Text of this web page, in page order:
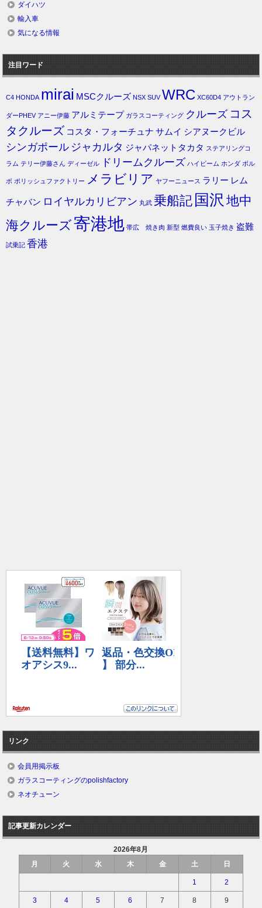
ダイハツ
輸入車
気になる情報
注目ワード
C4 HONDA mirai MSCクルーズ NSX SUV WRC XC60D4 アウトラン
ダーPHEV アニー伊藤 アルミテープ ガラスコーティング クルーズ コス
タクルーズ コスタ・フォーチュナ サムイ シアヌークビル
シンガポール ジャカルタ ジャパネットタカタ ステアリングコ
ラム テリー伊藤さん ディーゼル ドリームクルーズ ハイビーム ホンダ ボル
ボ ポリッシュファクトリー メラビリア ヤフーニュース ラリー レム
チャバン ロイヤルカリビアン 丸武 乗船記 国沢 地中
海クルーズ寄港地 帯広 焼き肉 新型 燃費良い 玉子焼き 盗難
試乗記 香港
リンク
会員用掲示板
ガラスコーティングのpolishfactory
ネオチューン
記事更新カレンダー
2026年8月
月
火 水 木 金 土 日
1 2
3 4 5 6 7 8 9